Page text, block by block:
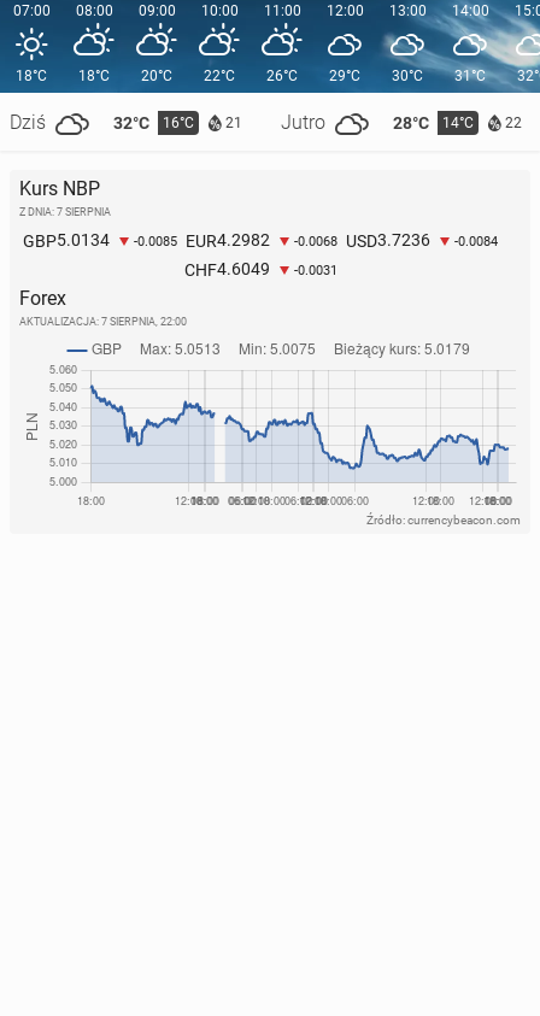
07:00
18°C
Dziś 32°C 16°C 21 Jutro 28°C 14°C 22
08:00
18°C
09:00
20°C
10:00
22°C
11:00
26°C
12:00
29°C
13:00
30°C
14:00
31°C
Kurs NBP
Z DNIA: 7 SIERPNIA
GBP5.0134 -0.0085 EUR4.2982 -0.0068 USD3.7236 -0.0084
CHF4.6049 -0.0031
Forex
AKTUALIZACJA: 7 SIERPNIA, 22:00
Źródło: currencybeacon.com